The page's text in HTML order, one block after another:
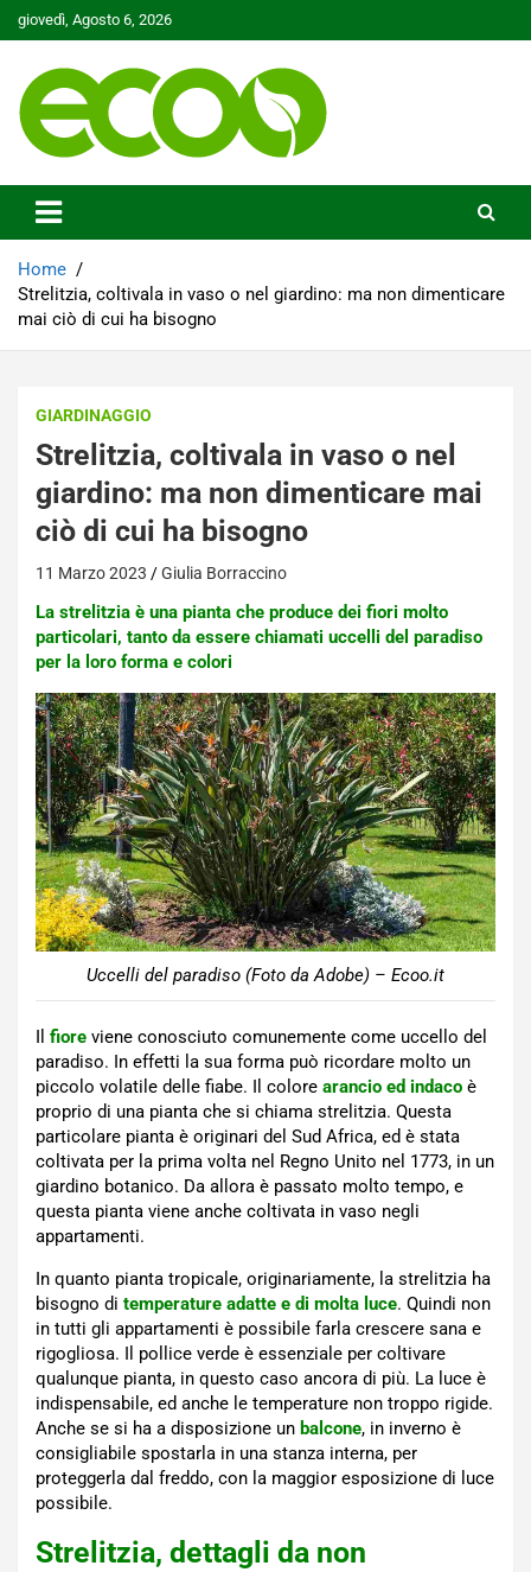
Skip
to
giovedì, Agosto 6, 2026
Ecoo.it
Home
Strelitzia, coltivala in vaso o nel giardino: ma non dimenticare
mai ciò di cui ha bisogno
GIARDINAGGIO
Strelitzia, coltivala in vaso o nel
giardino: ma non dimenticare mai
ciò di cui ha bisogno
11 Marzo 2023 Giulia Borraccino
La strelitzia è una pianta che produce dei fiori molto
particolari, tanto da essere chiamati uccelli del paradiso
per la loro forma e colori
Uccelli del paradiso (Foto da Adobe) – Ecoo.it
Il fiore viene conosciuto comunemente come uccello del
paradiso. In effetti la sua forma può ricordare molto un
piccolo volatile delle fiabe. Il colore arancio ed indaco è
proprio di una pianta che si chiama strelitzia. Questa
particolare pianta è originari del Sud Africa, ed è stata
coltivata per la prima volta nel Regno Unito nel 1773, in un
giardino botanico. Da allora è passato molto tempo, e
questa pianta viene anche coltivata in vaso negli
appartamenti.
In quanto pianta tropicale, originariamente, la strelitzia ha
bisogno di temperature adatte e di molta luce. Quindi non
in tutti gli appartamenti è possibile farla crescere sana e
rigogliosa. Il pollice verde è essenziale per coltivare
qualunque pianta, in questo caso ancora di più. La luce è
indispensabile, ed anche le temperature non troppo rigide.
Anche se si ha a disposizione un balcone, in inverno è
consigliabile spostarla in una stanza interna, per
proteggerla dal freddo, con la maggior esposizione di luce
possibile.
Strelitzia, dettagli da non